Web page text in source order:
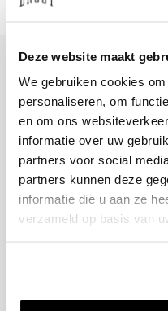
Deze website maakt
We gebruiken cookies
personaliseren, om
en om ons
informatie over uw
partners voor social
partners kunnen deze
informatie die u aan ze
verzameld op basis van
+31 23 205 2006
info@bruut.nl
Contact Formulier
Open 11:00 - 18:30
OPENINGSTIJDEN
Over ons